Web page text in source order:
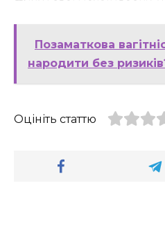
Позаматкова
народити без
Оцініть статтю